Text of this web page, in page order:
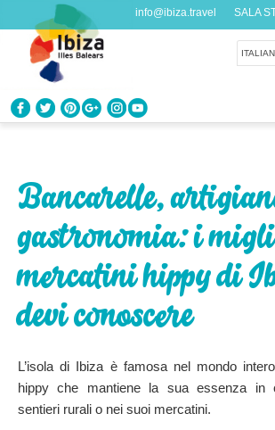
info@ibiza.travel SALA
Proposte per tutti i gusti
AGENDA
Ogni giorno qualcosa di nuovo
Dati pratici
SULLA MAPPA
Bancarelle,
gastronomia: i
mercatini hippy di
devi conoscere
L’isola di Ibiza è famosa nel mondo
hippy che mantiene la sua essenza in
sentieri rurali o nei suoi mercatini.